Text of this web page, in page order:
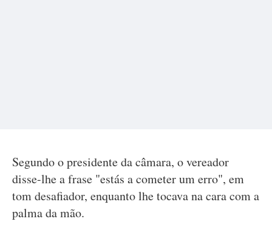
Segundo o presidente da câmara, o vereador
disse-lhe a frase "estás a cometer um erro", em
tom desafiador, enquanto lhe tocava na cara com a
palma da mão.